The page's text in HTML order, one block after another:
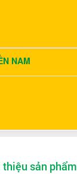
NAM
thiệu sản phẩm